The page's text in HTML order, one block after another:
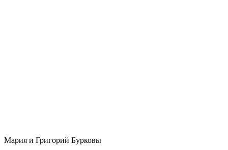
Мария и Григорий Бурковы